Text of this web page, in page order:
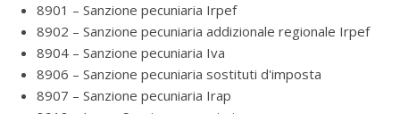
8901 – Sanzione pecuniaria Irpef
8902 – Sanzione pecuniaria addizionale regionale Irpef
8904 – Sanzione pecuniaria Iva
8906 – Sanzione pecuniaria sostituti d'imposta
8907 – Sanzione pecuniaria Irap